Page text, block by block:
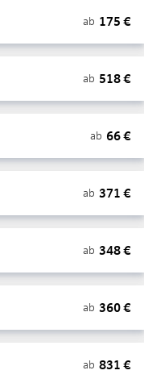
ab 175 €
ab 518€
ab 66€
ab 371 €
ab 348€
ab 360€
ab 831 €